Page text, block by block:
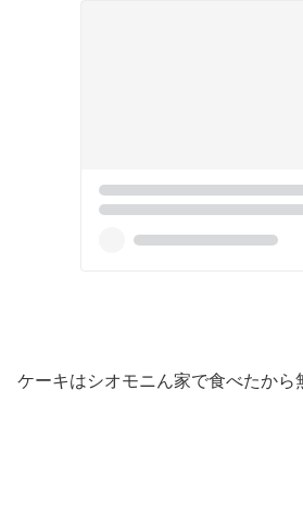
ケーキはシオモニん家で食べたから